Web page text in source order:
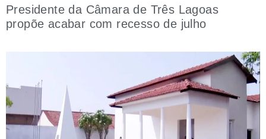
Presidente da Câmara de Três Lagoas
propõe acabar com recesso de julho